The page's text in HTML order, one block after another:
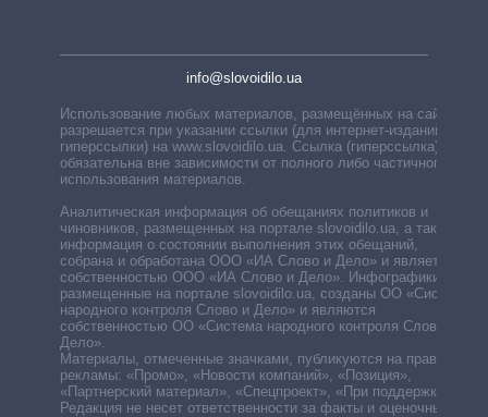
info@slovoidilo.ua
Использование любых материалов, размещённых на сайте,
разрешается при указании ссылки (для интернет-изданий —
гиперссылки) на www.slovoidilo.ua. Ссылка (гиперссылка)
обязательна вне зависимости от полного либо частичного
использования материалов.
Аналитическая информация об обещаниях политиков и
чиновников, размещенных на портале slovoidilo.ua, а также
информация о состоянии выполнения этих обещаний,
собрана и обработана ООО «ИА Слово и Дело» и является
собственностью ООО «ИА Слово и Дело». Инфографики,
размещенные на портале slovoidilo.ua, созданы ОО «Система
народного контроля Слово и Дело» и являются
собственностью ОО «Система народного контроля Слово и
Дело».
Материалы, отмеченные значками, публикуются на правах
рекламы: «Промо», «Новости компаний», «Позиция»,
«Партнерский материал», «Спецпроект», «При поддержке».
Редакция не несет ответственности за факты и оценочные